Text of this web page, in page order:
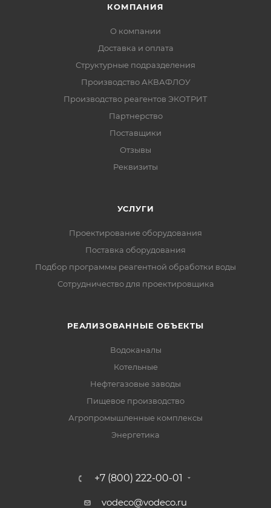
КОМПАНИЯ
О компании
Доставка и оплата
Структурные подразделения
Производство АКВАФЛОУ
Производство реагентов ЭКОТРИТ
Партнерство
Поставщики
Отзывы
Реквизиты
УСЛУГИ
Проектирование оборудования
Поставка оборудования
Подбор программы реагентной обработки воды
Сотрудничество для проектировщика
РЕАЛИЗОВАННЫЕ ОБЪЕКТЫ
Водоканалы
Котельные
Нефтегазовые заводы
Пищевое производство
Агропромышленные комплексы
Энергетика
+7 (800) 222-00-01
vodeco@vodeco.ru